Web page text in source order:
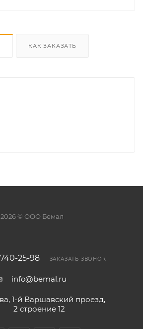
КАК ЗАКАЗАТЬ
2026 © ООО Бемал
25-98 ЗАКАЗАТЬ ЗВОНОК
info@bemal.ru
1-й Варшавский проезд,
2 строение 12